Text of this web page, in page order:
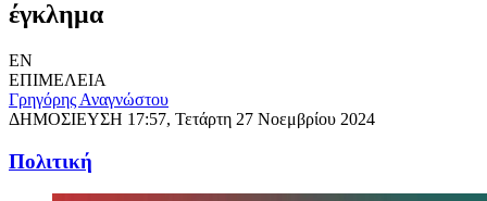
έγκλημα
EN
ΕΠΙΜΕΛΕΙΑ
Γρηγόρης Αναγνώστου
ΔΗΜΟΣΙΕΥΣΗ 17:57, Τετάρτη 27 Νοεμβρίου 2024
Πολιτική